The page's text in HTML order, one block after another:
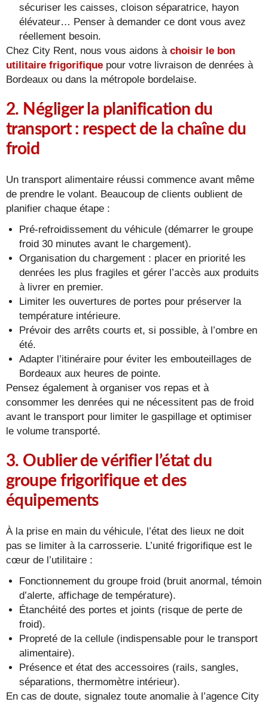
sécuriser les caisses, cloison séparatrice, hayon
élévateur… Penser à demander ce dont vous avez
réellement besoin.
Chez City Rent, nous vous aidons à choisir le bon
utilitaire frigorifique pour votre livraison de denrées à
Bordeaux ou dans la métropole bordelaise.
2. Négliger la planification du
transport : respect de la chaîne du
froid
Un transport alimentaire réussi commence avant même
de prendre le volant. Beaucoup de clients oublient de
planifier chaque étape :
Pré-refroidissement du véhicule (démarrer le groupe
froid 30 minutes avant le chargement).
Organisation du chargement : placer en priorité les
denrées les plus fragiles et gérer l’accès aux produits
à livrer en premier.
Limiter les ouvertures de portes pour préserver la
température intérieure.
Prévoir des arrêts courts et, si possible, à l’ombre en
été.
Adapter l’itinéraire pour éviter les embouteillages de
Bordeaux aux heures de pointe.
Pensez également à organiser vos repas et à
consommer les denrées qui ne nécessitent pas de froid
avant le transport pour limiter le gaspillage et optimiser
le volume transporté.
3. Oublier de vérifier l’état du
groupe frigorifique et des
équipements
À la prise en main du véhicule, l’état des lieux ne doit
pas se limiter à la carrosserie. L’unité frigorifique est le
cœur de l’utilitaire :
Fonctionnement du groupe froid (bruit anormal, témoin
d’alerte, affichage de température).
Étanchéité des portes et joints (risque de perte de
froid).
Propreté de la cellule (indispensable pour le transport
alimentaire).
Présence et état des accessoires (rails, sangles,
séparations, thermomètre intérieur).
En cas de doute, signalez toute anomalie à l’agence City